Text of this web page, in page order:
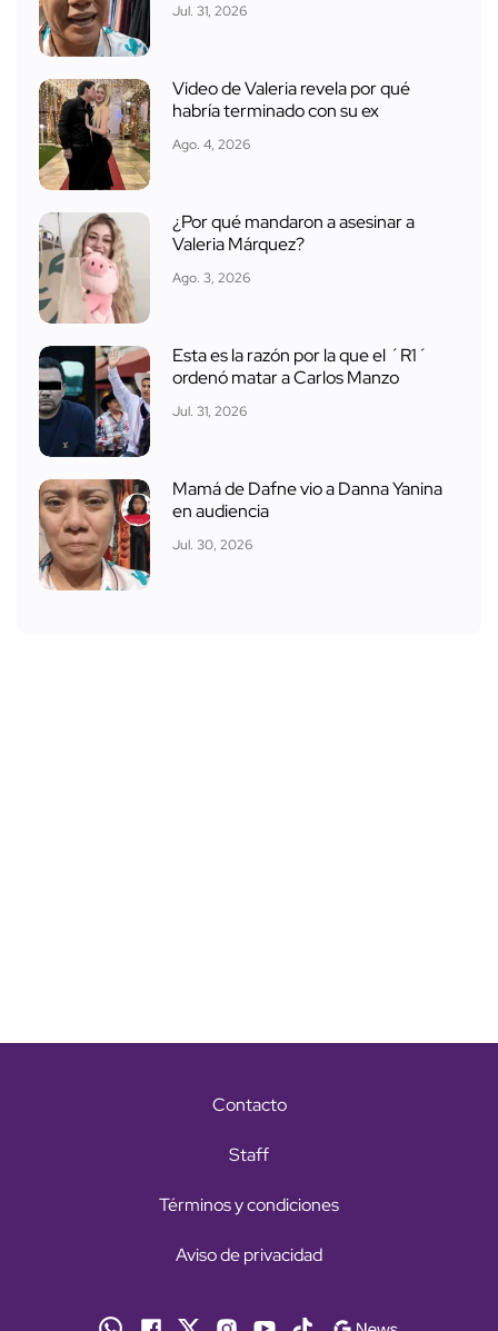
Jul. 31, 2026
Video de Valeria revela por qué
habría terminado con su ex
Ago. 4, 2026
¿Por qué mandaron a asesinar a
Valeria Márquez?
Ago. 3, 2026
Esta es la razón por la que el ´R1´
ordenó matar a Carlos Manzo
Jul. 31, 2026
Mamá de Dafne vio a Danna Yanina
en audiencia
Jul. 30, 2026
Contacto
Staff
Términos y condiciones
Aviso de privacidad